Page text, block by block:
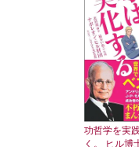
功哲学を実
く。 ヒル博